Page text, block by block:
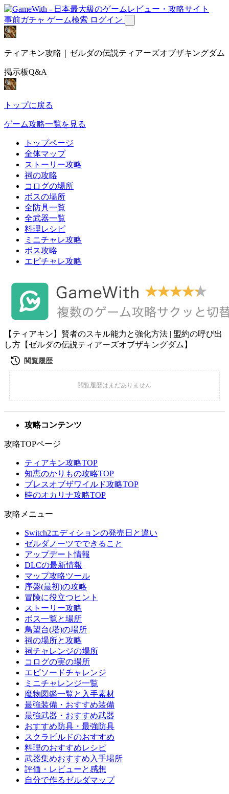
事前ガチャ ゲーム検索 ログイン
ティアキン攻略｜ゼルダの伝説ティアーズオブザキングダム
掲示板Q&A
トップに戻る
ゲーム攻略一覧を見る
トップページ
全体マップ
ストーリー攻略
祠の攻略
コログの場所
ボスの場所
全防具一覧
全武器一覧
料理レシピ
ミニチャレ攻略
ボス攻略
エピチャレ攻略
【ティアキン】賢者のスキル能力と強化方法 | 盟約の呼び出
し方【ゼルダの伝説ティアーズオブザキングダム】
攻略コンテンツ
攻略TOPページ
ティアキン攻略TOP
知恵のかりもの攻略TOP
ブレスオブザワイルド攻略TOP
時のオカリナ攻略TOP
攻略メニュー
Switch2エディションの発売日と違い
ゼルダノーツでできること
アップデート情報
DLCの最新情報
マップ攻略ツール
序盤(最初)の攻略
冒険に役立つヒント
ストーリー攻略
ボス一覧と場所
鳥望台(塔)の場所
祠の場所と攻略
祠チャレンジの場所
コログの実の場所
エピソードチャレンジ
ミニチャレンジ一覧
魔物図鑑一覧と入手素材
最強装備・おすすめ装備
最強武器・おすすめ武器
おすすめ防具・最強防具
スクラビルドのおすすめ
料理のおすすめレシピ
武器集めおすすめ入手場所
評価・レビューと感想
自分で作るゼルダマップ